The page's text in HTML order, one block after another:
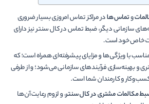
وتماس‌­هادر مراکز تماس امروزی بسیار ضروری
سازمانی دیگر، ضبط تماس در کال سنتر نیز دارای
خاص خود است.
با ویژگی‌ها و مزایای پیشرفته‌ای همراه است؛ که
و بهینه‌سازی فرآیندهای سازمانی می‌شود؛ و از طرفی
و کارمندان شما است.
مکالمات مشتری در کال­ سنتر، و لزوم رعایت آن­‌ها